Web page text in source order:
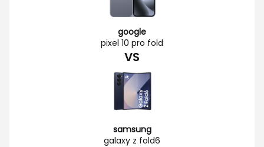
google
pixel 10 pro fold
VS
samsung
galaxy z fold6